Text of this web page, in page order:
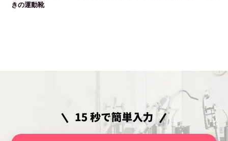
きの運動靴